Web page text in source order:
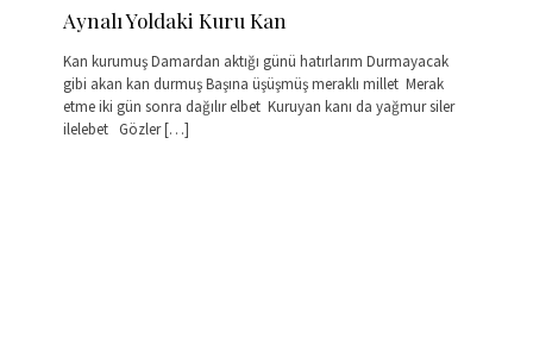
Aynalı Yoldaki Kuru Kan
Kan kurumuş Damardan aktığı günü hatırlarım Durmayacak
gibi akan kan durmuş Başına üşüşmüş meraklı millet Merak
etme iki gün sonra dağılır elbet Kuruyan kanı da yağmur siler
ilelebet Gözler[…]